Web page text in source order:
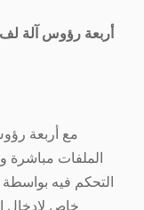
أربعة رؤوس آلة لف
الملفات
التحكم فيه
خاص لإدخال